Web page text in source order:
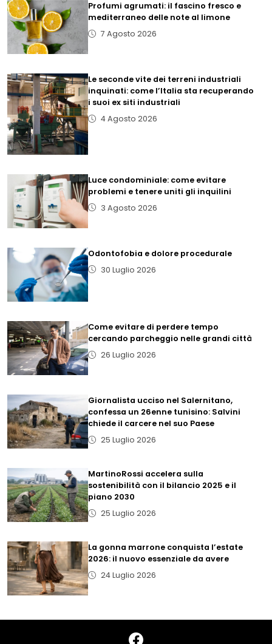
Profumi agrumati: il fascino fresco e
mediterraneo delle note al limone
7 Agosto 2026
Le seconde vite dei terreni industriali
inquinati: come l’Italia sta recuperando
i suoi ex siti industriali
4 Agosto 2026
Luce condominiale: come evitare
problemi e tenere uniti gli inquilini
3 Agosto 2026
Odontofobia e dolore procedurale
30 Luglio 2026
Come evitare di perdere tempo
cercando parcheggio nelle grandi città
26 Luglio 2026
Giornalista ucciso nel Salernitano,
confessa un 26enne tunisino: Salvini
chiede il carcere nel suo Paese
25 Luglio 2026
MartinoRossi accelera sulla
sostenibilità con il bilancio 2025 e il
piano 2030
25 Luglio 2026
La gonna marrone conquista l’estate
2026: il nuovo essenziale da avere
24 Luglio 2026